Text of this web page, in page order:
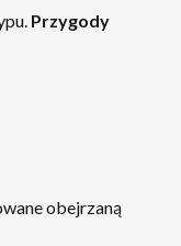
Przygody
obejrzaną